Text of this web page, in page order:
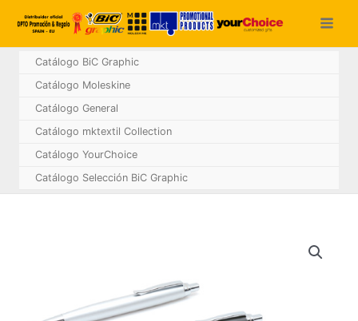
Catálogo BiC Graphic
Catálogo Moleskine
Catálogo General
Catálogo mktextil Collection
Catálogo YourChoice
Catálogo Selección BiC Graphic